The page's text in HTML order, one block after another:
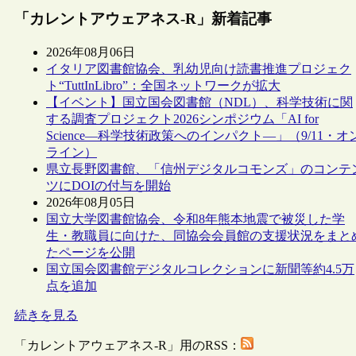
「カレントアウェアネス-R」新着記事
2026年08月06日
イタリア図書館協会、乳幼児向け読書推進プロジェク
ト“TuttInLibro”：全国ネットワークが拡大
【イベント】国立国会図書館（NDL）、科学技術に関
する調査プロジェクト2026シンポジウム「AI for
Science―科学技術政策へのインパクト―」（9/11・オ
ライン）
県立長野図書館、「信州デジタルコモンズ」のコンテ
ツにDOIの付与を開始
2026年08月05日
国立大学図書館協会、令和8年熊本地震で被災した学
生・教職員に向けた、同協会会員館の支援状況をまと
たページを公開
国立国会図書館デジタルコレクションに新聞等約4.5万
点を追加
続きを見る
「カレントアウェアネス-R」用のRSS：